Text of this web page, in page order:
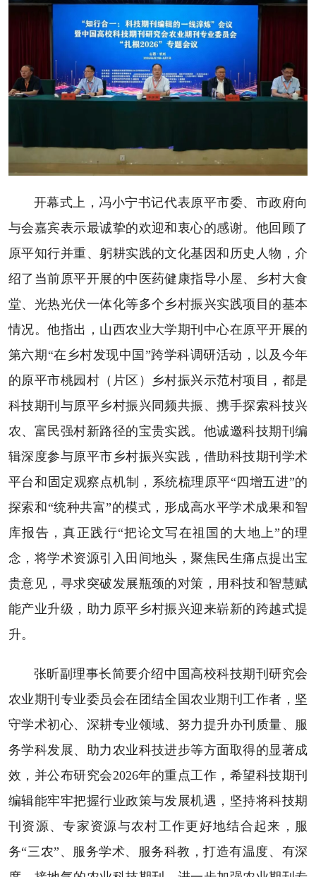
开幕式上，冯小宁书记代表原平市委、市政府向
与会嘉宾表示最诚挚的欢迎和衷心的感谢。他回顾了
原平知行并重、躬耕实践的文化基因和历史人物，介
绍了当前原平开展的中医药健康指导小屋、乡村大食
堂、光热光伏一体化等多个乡村振兴实践项目的基本
情况。他指出，山西农业大学期刊中心在原平开展的
第六期“在乡村发现中国”跨学科调研活动，以及今年
的原平市桃园村（片区）乡村振兴示范村项目，都是
科技期刊与原平乡村振兴同频共振、携手探索科技兴
农、富民强村新路径的宝贵实践。他诚邀科技期刊编
辑深度参与原平市乡村振兴实践，借助科技期刊学术
平台和固定观察点机制，系统梳理原平“四增五进”的
探索和“统种共富”的模式，形成高水平学术成果和智
库报告，真正践行“把论文写在祖国的大地上”的理
念，将学术资源引入田间地头，聚焦民生痛点提出宝
贵意见，寻求突破发展瓶颈的对策，用科技和智慧赋
能产业升级，助力原平乡村振兴迎来崭新的跨越式提
升。
张昕副理事长简要介绍中国高校科技期刊研究会
农业期刊专业委员会在团结全国农业期刊工作者，坚
守学术初心、深耕专业领域、努力提升办刊质量、服
务学科发展、助力农业科技进步等方面取得的显著成
效，并公布研究会2026年的重点工作，希望科技期刊
编辑能牢牢把握行业政策与发展机遇，坚持将科技期
刊资源、专家资源与农村工作更好地结合起来，服
务“三农”、服务学术、服务科教，打造有温度、有深